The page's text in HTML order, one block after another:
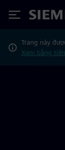
Siemens
Trang này
Xem bằng